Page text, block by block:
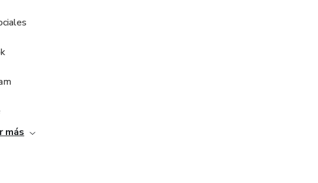
más